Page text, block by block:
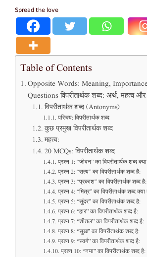
Spread the love
Table of Contents
Opposite Words: Meaning,
Questions विपरीतार्थक शब्द: अर्थ, महत्व
विपरीतार्थक शब्द (Antonyms)
परिचय: विपरीतार्थक शब्द
कुछ प्रमुख विपरीतार्थक शब्द
महत्व:
20 MCQs: विपरीतार्थक शब्द
प्रश्न 1: “जीवन” का विपरीतार्थक शब्द
प्रश्न 2: “सत्य” का विपरीतार्थक शब्द है:
प्रश्न 3: “प्रकाश” का विपरीतार्थक शब्द है:
प्रश्न 4: “मित्र” का विपरीतार्थक शब्द क्या
प्रश्न 5: “सुंदर” का विपरीतार्थक शब्द है:
प्रश्न 6: “हार” का विपरीतार्थक शब्द है:
प्रश्न 7: “शीतल” का विपरीतार्थक शब्द है:
प्रश्न 8: “सुख” का विपरीतार्थक शब्द है:
प्रश्न 9: “स्वर्ग” का विपरीतार्थक शब्द है:
प्रश्न 10: “नया” का विपरीतार्थक शब्द है: